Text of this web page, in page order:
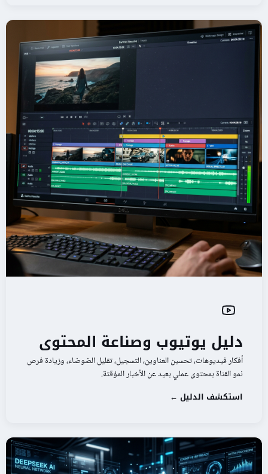
دليل يوتيوب وصناعة المحتوى
أفكار فيديوهات، تحسين العناوين، التسجيل، تقليل الضوضاء، وزيادة فرص
نمو القناة بمحتوى عملي بعيد عن الأخبار المؤقتة.
استكشف الدليل ←